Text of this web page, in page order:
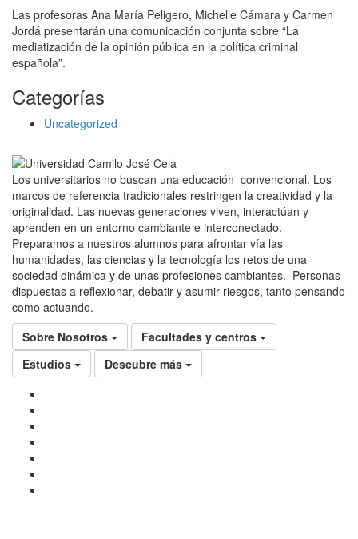
Las profesoras Ana María Peligero, Michelle Cámara y Carmen
Jordá presentarán una comunicación conjunta sobre “La
mediatización de la opinión pública en la política criminal
española”.
Categorías
Uncategorized
Los universitarios no buscan una educación convencional. Los
marcos de referencia tradicionales restringen la creatividad y la
originalidad. Las nuevas generaciones viven, interactúan y
aprenden en un entorno cambiante e interconectado.
Preparamos a nuestros alumnos para afrontar vía las
humanidades, las ciencias y la tecnología los retos de una
sociedad dinámica y de unas profesiones cambiantes. Personas
dispuestas a reflexionar, debatir y asumir riesgos, tanto pensando
como actuando.
Sobre Nosotros
Facultades y centros
Estudios
Descubre más